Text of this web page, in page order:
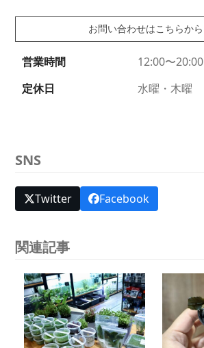
お問い合わせはこちらから
営業時間
12:00〜20:00
定休日
水曜・木曜
SNS
Twitter Facebook
関連記事